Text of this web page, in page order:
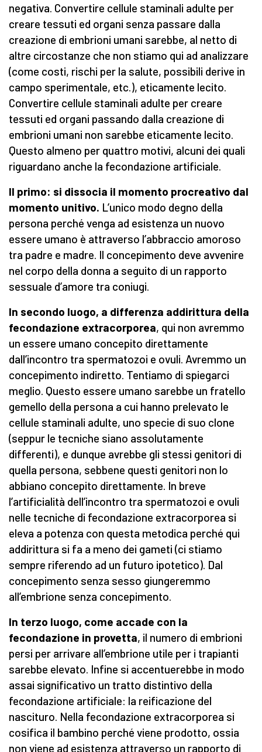
negativa. Convertire cellule staminali adulte per
creare tessuti ed organi senza passare dalla
creazione di embrioni umani sarebbe, al netto di
altre circostanze che non stiamo qui ad analizzare
(come costi, rischi per la salute, possibili derive in
campo sperimentale, etc.), eticamente lecito.
Convertire cellule staminali adulte per creare
tessuti ed organi passando dalla creazione di
embrioni umani non sarebbe eticamente lecito.
Questo almeno per quattro motivi, alcuni dei quali
riguardano anche la fecondazione artificiale.
Il primo: si dissocia il momento procreativo dal
momento unitivo. L’unico modo degno della
persona perché venga ad esistenza un nuovo
essere umano è attraverso l’abbraccio amoroso
tra padre e madre. Il concepimento deve avvenire
nel corpo della donna a seguito di un rapporto
sessuale d’amore tra coniugi.
In secondo luogo, a differenza addirittura della
fecondazione extracorporea, qui non avremmo
un essere umano concepito direttamente
dall’incontro tra spermatozoi e ovuli. Avremmo un
concepimento indiretto. Tentiamo di spiegarci
meglio. Questo essere umano sarebbe un fratello
gemello della persona a cui hanno prelevato le
cellule staminali adulte, uno specie di suo clone
(seppur le tecniche siano assolutamente
differenti), e dunque avrebbe gli stessi genitori di
quella persona, sebbene questi genitori non lo
abbiano concepito direttamente. In breve
l’artificialità dell’incontro tra spermatozoi e ovuli
nelle tecniche di fecondazione extracorporea si
eleva a potenza con questa metodica perché qui
addirittura si fa a meno dei gameti (ci stiamo
sempre riferendo ad un futuro ipotetico). Dal
concepimento senza sesso giungeremmo
all’embrione senza concepimento.
In terzo luogo, come accade con la
fecondazione in provetta, il numero di embrioni
persi per arrivare all’embrione utile per i trapianti
sarebbe elevato. Infine si accentuerebbe in modo
assai significativo un tratto distintivo della
fecondazione artificiale: la reificazione del
nascituro. Nella fecondazione extracorporea si
cosifica il bambino perché viene prodotto, ossia
non viene ad esistenza attraverso un rapporto di